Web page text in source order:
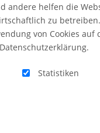
andere helfen die
zu
von Cookies auf
Statistiken